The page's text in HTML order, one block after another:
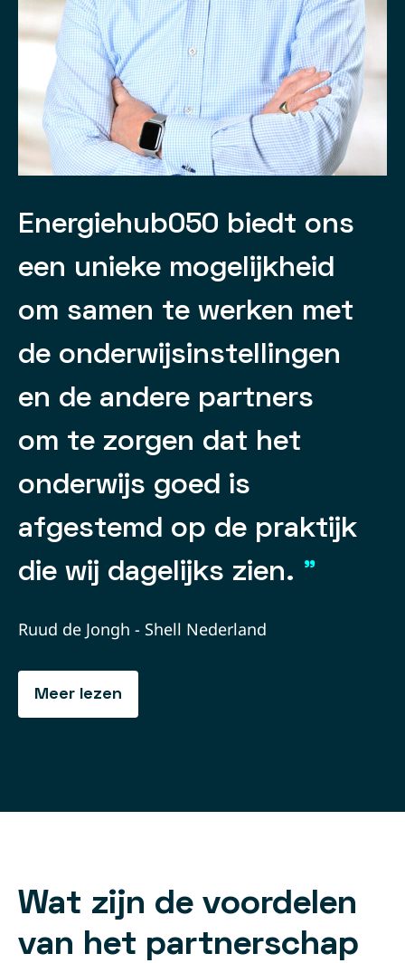
Energiehub050 biedt ons
een unieke mogelijkheid
om samen te werken met
de onderwijsinstellingen
en de andere partners
om te zorgen dat het
onderwijs goed is
afgestemd op de praktijk
die wij dagelijks zien. ”
Ruud de Jongh - Shell Nederland
Meer lezen
Wat zijn de voordelen
van het partnerschap